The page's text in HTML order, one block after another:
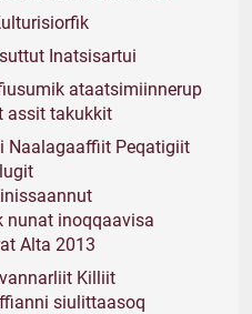
Inatsisartui
ataatsimiinnerup
assit takukkit
Naalagaaffiit Peqatigiit
nunat inoqqaavisa
Alta 2013
Killiit
siulittaasoq